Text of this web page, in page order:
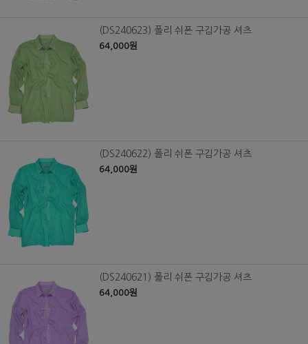
(DS240623) 폴리 쉬폰 구김가공 셔츠
64,000원
(DS240622) 폴리 쉬폰 구김가공 셔츠
64,000원
(DS240621) 폴리 쉬폰 구김가공 셔츠
64,000원